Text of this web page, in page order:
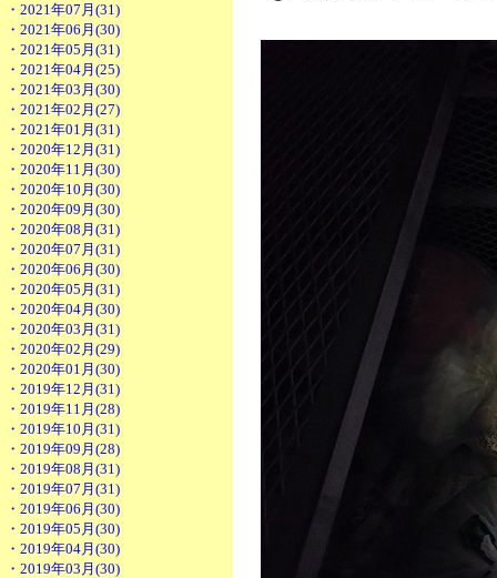
・2021年07月(31)
・2021年06月(30)
・2021年05月(31)
・2021年04月(25)
・2021年03月(30)
・2021年02月(27)
・2021年01月(31)
・2020年12月(31)
・2020年11月(30)
・2020年10月(30)
・2020年09月(30)
・2020年08月(31)
・2020年07月(31)
・2020年06月(30)
・2020年05月(31)
・2020年04月(30)
・2020年03月(31)
・2020年02月(29)
・2020年01月(30)
・2019年12月(31)
・2019年11月(28)
・2019年10月(31)
・2019年09月(28)
・2019年08月(31)
・2019年07月(31)
・2019年06月(30)
・2019年05月(30)
・2019年04月(30)
・2019年03月(30)